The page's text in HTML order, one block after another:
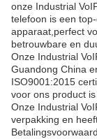
onze Industrial
telefoon is een
apparaat,perfect
betrouwbare en
Onze Industrial
Guandong China
ISO9001:2015
voor ons product
Onze Industrial
verpakking en